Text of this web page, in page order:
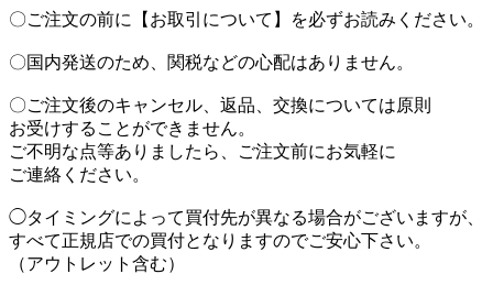
〇ご注文の前に【お取引について】を必ずお読みください。
〇国内発送のため、関税などの心配はありません。
〇ご注文後のキャンセル、返品、交換については原則
お受けすることができません。
ご不明な点等ありましたら、ご注文前にお気軽に
ご連絡ください。
◯タイミングによって買付先が異なる場合がございますが、
すべて正規店での買付となりますのでご安心下さい。
（アウトレット含む）